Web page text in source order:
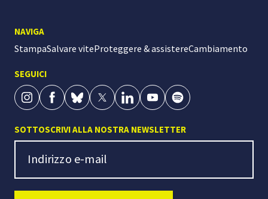
NAVIGA
StampaSalvare viteProteggere & assistereCambiamento
SEGUICI
SOTTOSCRIVI ALLA NOSTRA NEWSLETTER
Newsletter Signup
Indirizzo e-mail